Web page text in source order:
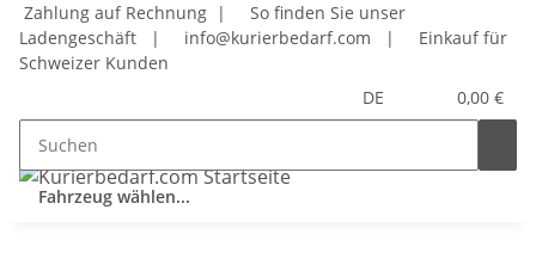
Zahlung auf Rechnung |
So finden Sie unser
Ladengeschäft
| info@kurierbedarf.com |
Einkauf für
Schweizer Kunden
DE
0,00 €
Fahrzeug wählen...